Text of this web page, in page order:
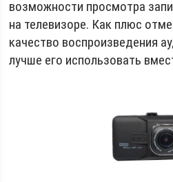
возможности просмотра
на телевизоре. Как плюс
качество воспроизведения
лучше его использовать